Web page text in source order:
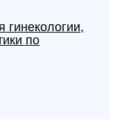
гинекологии,
по